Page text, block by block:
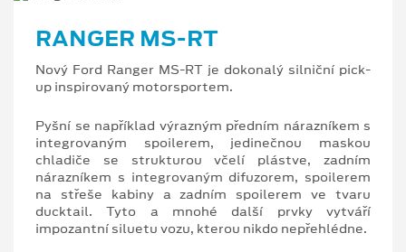
RANGER MS-RT
Nový Ford Ranger MS-RT je dokonalý silniční pick-
up inspirovaný motorsportem.
Pyšní se například výrazným předním nárazníkem s
integrovaným spoilerem, jedinečnou maskou
chladiče se strukturou včelí plástve, zadním
nárazníkem s integrovaným difuzorem, spoilerem
na střeše kabiny a zadním spoilerem ve tvaru
ducktail. Tyto a mnohé další prvky vytváří
impozantní siluetu vozu, kterou nikdo nepřehlédne.